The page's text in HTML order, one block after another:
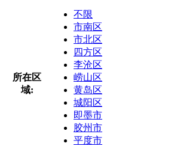
所在区
域:
不限
市南区
市北区
四方区
李沧区
崂山区
黄岛区
城阳区
即墨市
胶州市
平度市